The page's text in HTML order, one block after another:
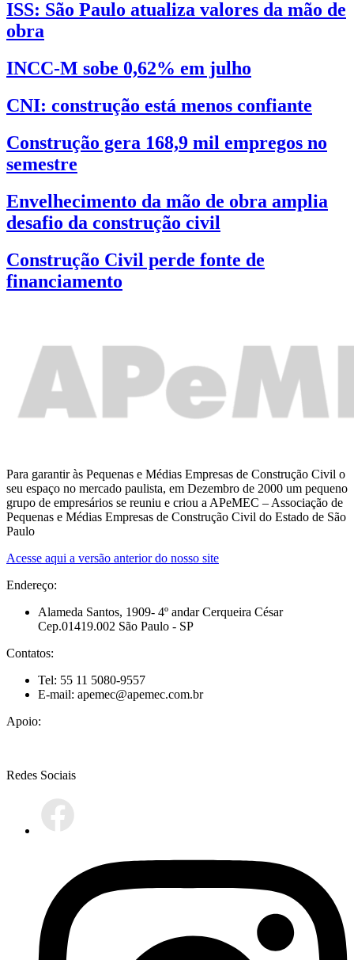
ISS: São Paulo atualiza valores da mão de
obra
INCC-M sobe 0,62% em julho
CNI: construção está menos confiante
Construção gera 168,9 mil empregos no
semestre
Envelhecimento da mão de obra amplia
desafio da construção civil
Construção Civil perde fonte de
financiamento
Para garantir às Pequenas e Médias Empresas de Construção Civil o
seu espaço no mercado paulista, em Dezembro de 2000 um pequeno
grupo de empresários se reuniu e criou a APeMEC – Associação de
Pequenas e Médias Empresas de Construção Civil do Estado de São
Paulo
Acesse aqui a versão anterior do nosso site
Endereço:
Alameda Santos, 1909- 4º andar Cerqueira César
Cep.01419.002 São Paulo - SP
Contatos:
Tel: 55 11 5080-9557
E-mail: apemec@apemec.com.br
Apoio:
Redes Sociais